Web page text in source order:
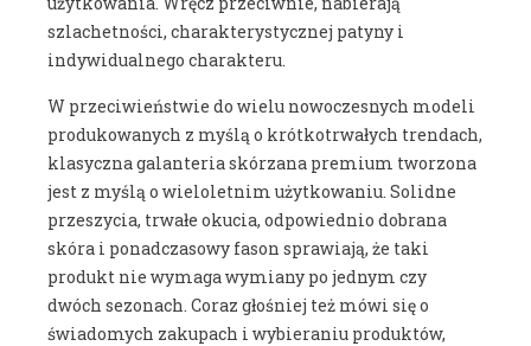
szlachetności, charakterystycznej patyny i
indywidualnego charakteru.
W przeciwieństwie do wielu nowoczesnych modeli
produkowanych z myślą o krótkotrwałych trendach,
klasyczna galanteria skórzana premium tworzona
jest z myślą o wieloletnim użytkowaniu. Solidne
przeszycia, trwałe okucia, odpowiednio dobrana
skóra i ponadczasowy fason sprawiają, że taki
produkt nie wymaga wymiany po jednym czy
dwóch sezonach. Coraz głośniej też mówi się o
świadomych zakupach i wybieraniu produktów,